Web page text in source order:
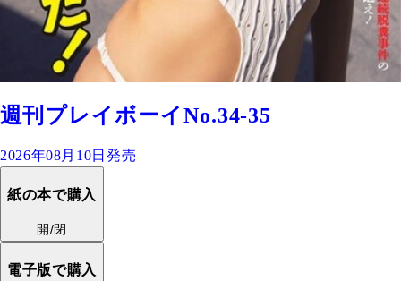
週刊プレイボーイNo.34-35
2026年08月10日発売
紙の本で購入
開/閉
電子版で購入